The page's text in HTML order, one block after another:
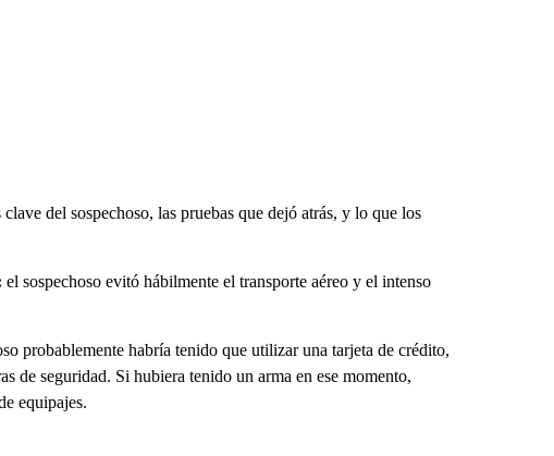
del sospechoso, las pruebas que dejó atrás, y lo que los
el sospechoso evitó hábilmente el transporte aéreo y el intenso
probablemente habría tenido que utilizar una tarjeta de crédito,
de seguridad. Si hubiera tenido un arma en ese momento,
equipajes.